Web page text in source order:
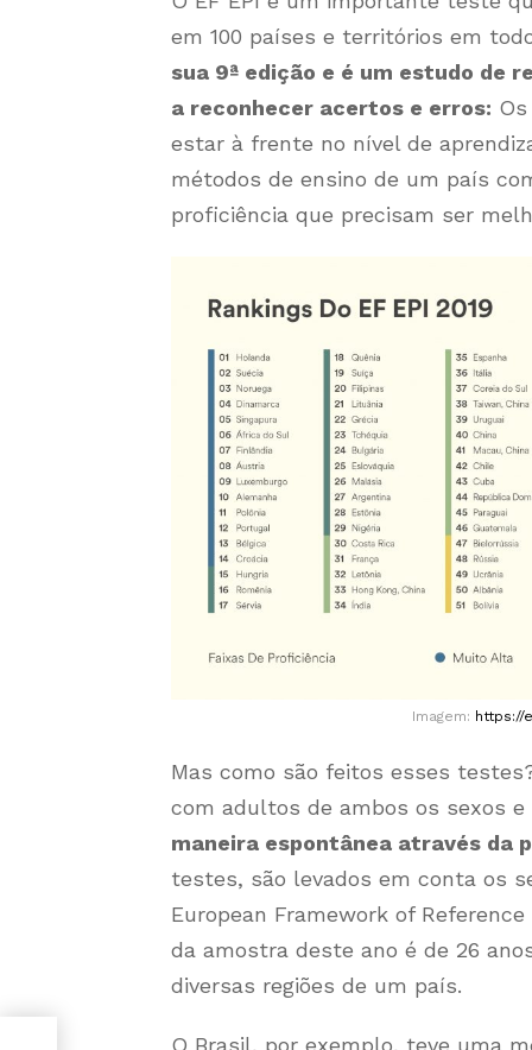
em 100 países e territórios em
sua 9ª edição e é um estudo de
a reconhecer acertos e erros:
estar à frente no nível de
métodos de ensino de um país
proficiência que precisam ser
Imagem: https://
Mas como são feitos esses
com adultos de ambos os sexos
maneira espontânea através da
testes, são levados em conta os
European Framework of
da amostra deste ano é de 26
diversas regiões de um país.
O Brasil, por exemplo, teve uma